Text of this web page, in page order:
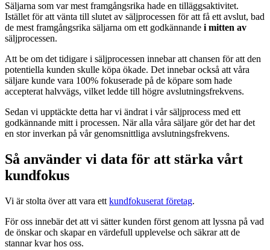
Säljarna som var mest framgångsrika hade en tilläggsaktivitet.
Istället för att vänta till slutet av säljprocessen för att få ett avslut, bad
de mest framgångsrika säljarna om ett godkännande i mitten av
säljprocessen.
Att be om det tidigare i säljprocessen innebar att chansen för att den
potentiella kunden skulle köpa ökade. Det innebar också att våra
säljare kunde vara 100% fokuserade på de köpare som hade
accepterat halvvägs, vilket ledde till högre avslutningsfrekvens.
Sedan vi upptäckte detta har vi ändrat i vår säljprocess med ett
godkännande mitt i processen. När alla våra säljare gör det har det
en stor inverkan på vår genomsnittliga avslutningsfrekvens.
Så använder vi data för att stärka vårt
kundfokus
Vi är stolta över att vara ett kundfokuserat företag.
För oss innebär det att vi sätter kunden först genom att lyssna på vad
de önskar och skapar en värdefull upplevelse och säkrar att de
stannar kvar hos oss.